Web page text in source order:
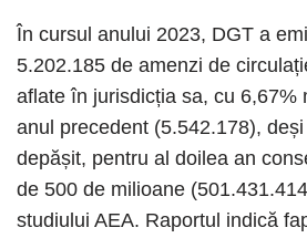
În cursul anului 2023, DGT a
5.202.185 de amenzi de
aflate în jurisdicția sa, cu 6,67%
anul precedent (5.542.178),
depășit, pentru al doilea an
de 500 de milioane
studiului AEA. Raportul indică